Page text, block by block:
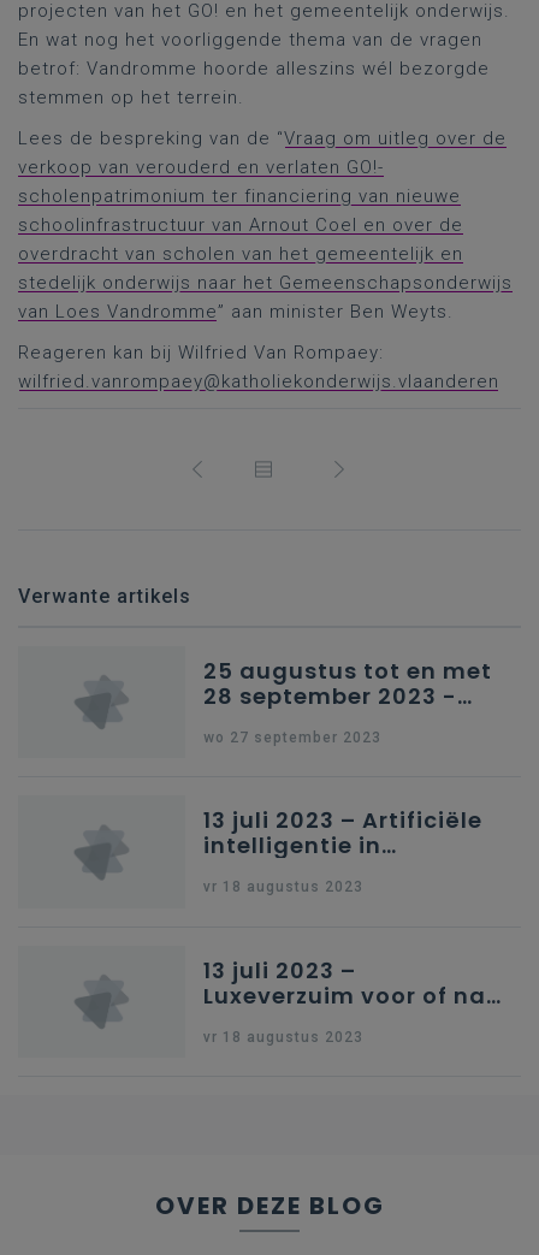
projecten van het GO! en het gemeentelijk onderwijs.
En wat nog het voorliggende thema van de vragen
betrof: Vandromme hoorde alleszins wél bezorgde
stemmen op het terrein.
Lees de bespreking van de “Vraag om uitleg over de
verkoop van verouderd en verlaten GO!-
scholenpatrimonium ter financiering van nieuwe
schoolinfrastructuur van Arnout Coel en over de
overdracht van scholen van het gemeentelijk en
stedelijk onderwijs naar het Gemeenschapsonderwijs
van Loes Vandromme” aan minister Ben Weyts.
Reageren kan bij Wilfried Van Rompaey:
wilfried.vanrompaey@katholiekonderwijs.vlaanderen
Verwante artikels
25 augustus tot en met
28 september 2023 -
wo 27 september 2023
13 juli 2023 – Artificiële
intelligentie in
vr 18 augustus 2023
13 juli 2023 –
Luxeverzuim voor of na
vr 18 augustus 2023
OVER DEZE BLOG